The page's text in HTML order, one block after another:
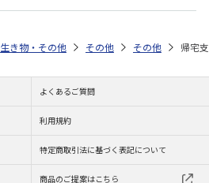
生き物・その他 その他 その他 帰宅
よくあるご質問
利用規約
特定商取引法に基づく表記について
商品のご提案はこちら